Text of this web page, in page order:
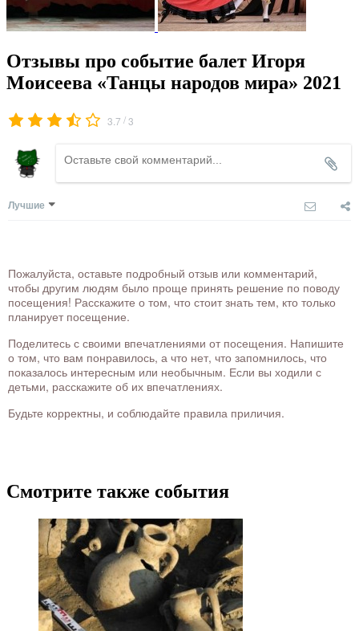
Отзывы про событие балет Игоря
Моисеева «Танцы народов мира» 2021
3.7 /3
Лучшие
Пожалуйста, оставьте подробный отзыв или комментарий,
чтобы другим людям было проще принять решение по поводу
посещения! Расскажите о том, что стоит знать тем, кто только
планирует посещение.
Поделитесь с своими впечатлениями от посещения. Напишите
о том, что вам понравилось, а что нет, что запомнилось, что
показалось интересным или необычным. Если вы ходили с
детьми, расскажите об их впечатлениях.
Будьте корректны, и соблюдайте правила приличия.
Смотрите также события